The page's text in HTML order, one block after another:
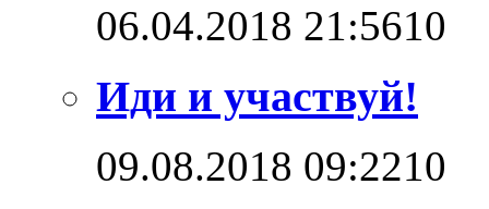
06.04.2018 21:5610
Иди и участвуй!
09.08.2018 09:2210